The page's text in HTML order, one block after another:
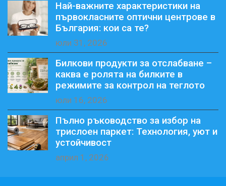
Най-важните характеристики на
първокласните оптични центрове в
България: кои са те?
юли 31, 2026
Билкови продукти за отслабване –
каква е ролята на билките в
режимите за контрол на теглото
юли 16, 2026
Пълно ръководство за избор на
трислоен паркет: Технология, уют и
устойчивост
април 1, 2026